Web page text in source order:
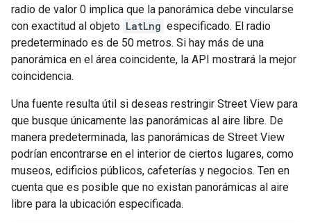
radio de valor 0 implica que la panorámica debe vincularse
con exactitud al objeto LatLng especificado. El radio
predeterminado es de 50 metros. Si hay más de una
panorámica en el área coincidente, la API mostrará la mejor
coincidencia.
Una fuente resulta útil si deseas restringir Street View para
que busque únicamente las panorámicas al aire libre. De
manera predeterminada, las panorámicas de Street View
podrían encontrarse en el interior de ciertos lugares, como
museos, edificios públicos, cafeterías y negocios. Ten en
cuenta que es posible que no existan panorámicas al aire
libre para la ubicación especificada.